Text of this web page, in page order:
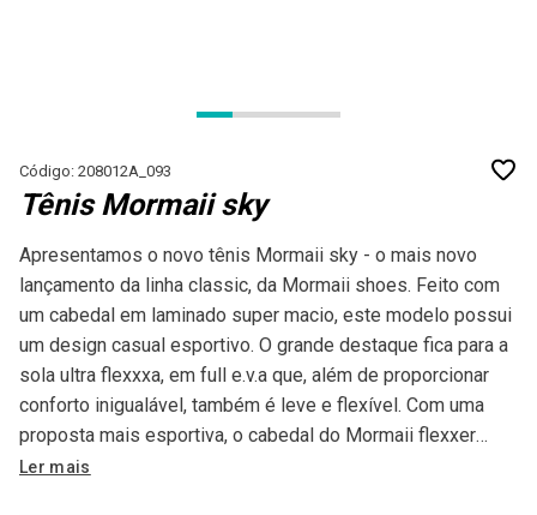
Código: 208012A_093
Tênis Mormaii sky
Apresentamos o novo tênis Mormaii sky - o mais novo
lançamento da linha classic, da Mormaii shoes. Feito com
um cabedal em laminado super macio, este modelo possui
um design casual esportivo. O grande destaque fica para a
sola ultra flexxxa, em full e.v.a que, além de proporcionar
conforto inigualável, também é leve e flexível. Com uma
proposta mais esportiva, o cabedal do Mormaii flexxer
deixa por conta dos discretos detalhes em frequencia todo
Ler mais